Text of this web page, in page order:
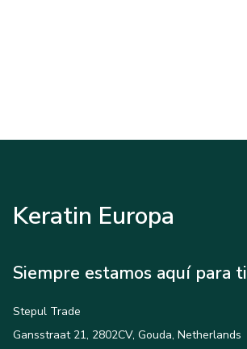
Keratin Europa
Siempre estamos aquí para ti
Stepul Trade
Gansstraat 21, 2802CV, Gouda, Netherlands